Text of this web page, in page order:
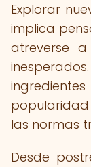
Explorar
implica
atreverse a
las normas
Desde